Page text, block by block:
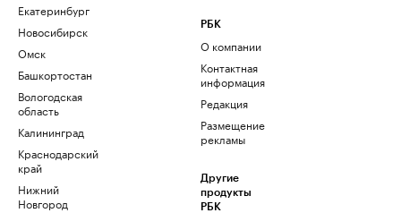
Екатеринбург
Новосибирск
Омск
Башкортостан
Вологодская
область
Калининград
Краснодарский
край
Нижний
Новгород
РБК
О компании
Контактная
информация
Редакция
Размещение
рекламы
Другие
продукты
РБК